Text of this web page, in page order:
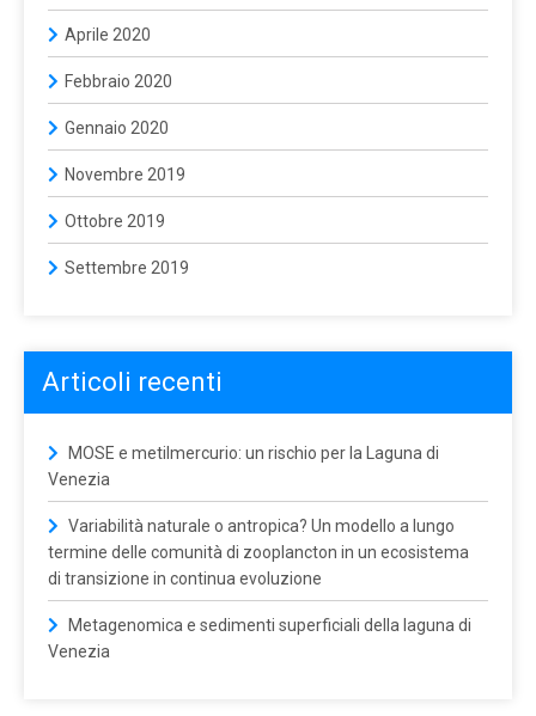
Aprile 2020
Febbraio 2020
Gennaio 2020
Novembre 2019
Ottobre 2019
Settembre 2019
Articoli recenti
MOSE e metilmercurio: un rischio per la Laguna di
Venezia
Variabilità naturale o antropica? Un modello a lungo
termine delle comunità di zooplancton in un ecosistema
di transizione in continua evoluzione
Metagenomica e sedimenti superficiali della laguna di
Venezia